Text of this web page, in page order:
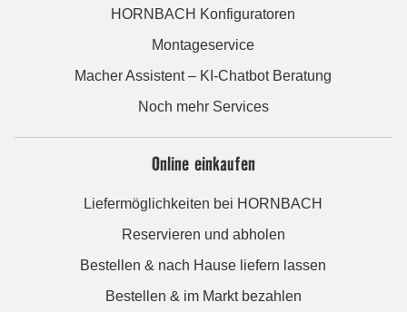
HORNBACH Konfiguratoren
Montageservice
Macher Assistent – KI-Chatbot Beratung
Noch mehr Services
Online einkaufen
Liefermöglichkeiten bei HORNBACH
Reservieren und abholen
Bestellen & nach Hause liefern lassen
Bestellen & im Markt bezahlen